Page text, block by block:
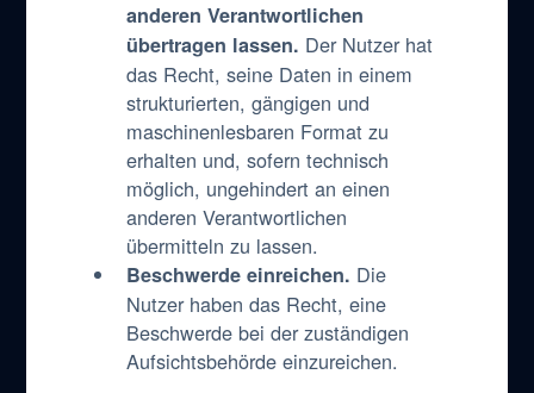
anderen Verantwortlichen
übertragen lassen. Der Nutzer hat
das Recht, seine Daten in einem
strukturierten, gängigen und
maschinenlesbaren Format zu
erhalten und, sofern technisch
möglich, ungehindert an einen
anderen Verantwortlichen
übermitteln zu lassen.
Beschwerde einreichen. Die
Nutzer haben das Recht, eine
Beschwerde bei der zuständigen
Aufsichtsbehörde einzureichen.